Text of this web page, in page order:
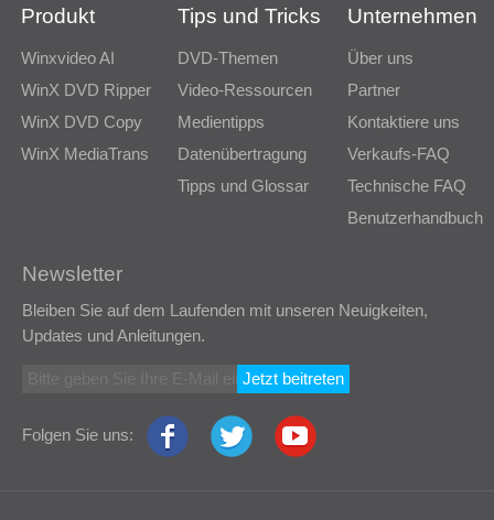
Produkt
Winxvideo AI
WinX DVD Ripper
WinX DVD Copy
WinX MediaTrans
Tips und Tricks
DVD-Themen
Video-Ressourcen
Medientipps
Datenübertragung
Tipps und Glossar
Unternehmen
Über uns
Partner
Kontaktiere uns
Verkaufs-FAQ
Technische FAQ
Benutzerhandbuch
Newsletter
Bleiben Sie auf dem Laufenden mit unseren Neuigkeiten,
Updates und Anleitungen.
Jetzt beitreten
Folgen Sie uns: